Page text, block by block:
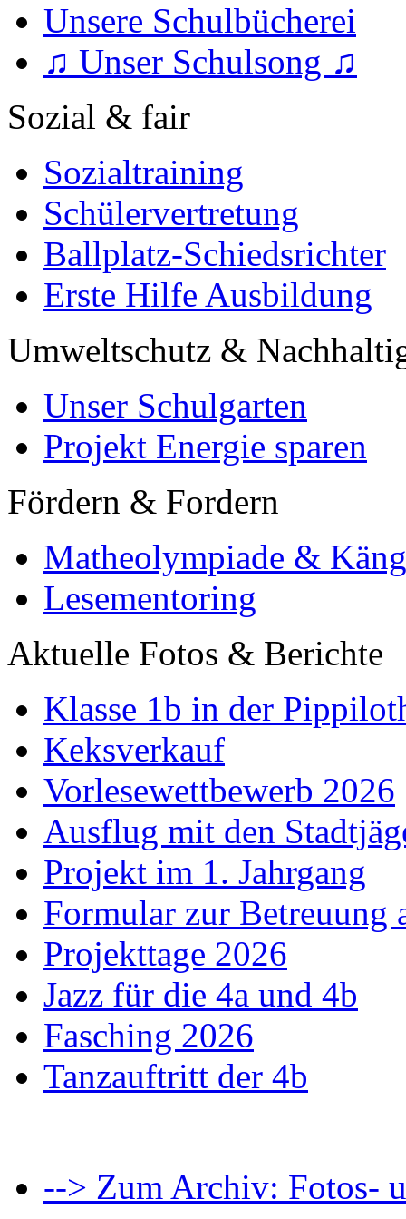
Unsere Schulbücherei
♫ Unser Schulsong ♫
Sozial & fair
Sozialtraining
Schülervertretung
Ballplatz-Schiedsrichter
Erste Hilfe Ausbildung
Umweltschutz &
Unser Schulgarten
Projekt Energie sparen
Fördern & Fordern
Matheolympiade &
Lesementoring
Aktuelle Fotos & Berichte
Klasse 1b in der
Keksverkauf
Vorlesewettbewerb 2026
Ausflug mit den
Projekt im 1. Jahrgang
Formular zur Betreuung
Projekttage 2026
Jazz für die 4a und 4b
Fasching 2026
Tanzauftritt der 4b
--> Zum Archiv: Fotos-